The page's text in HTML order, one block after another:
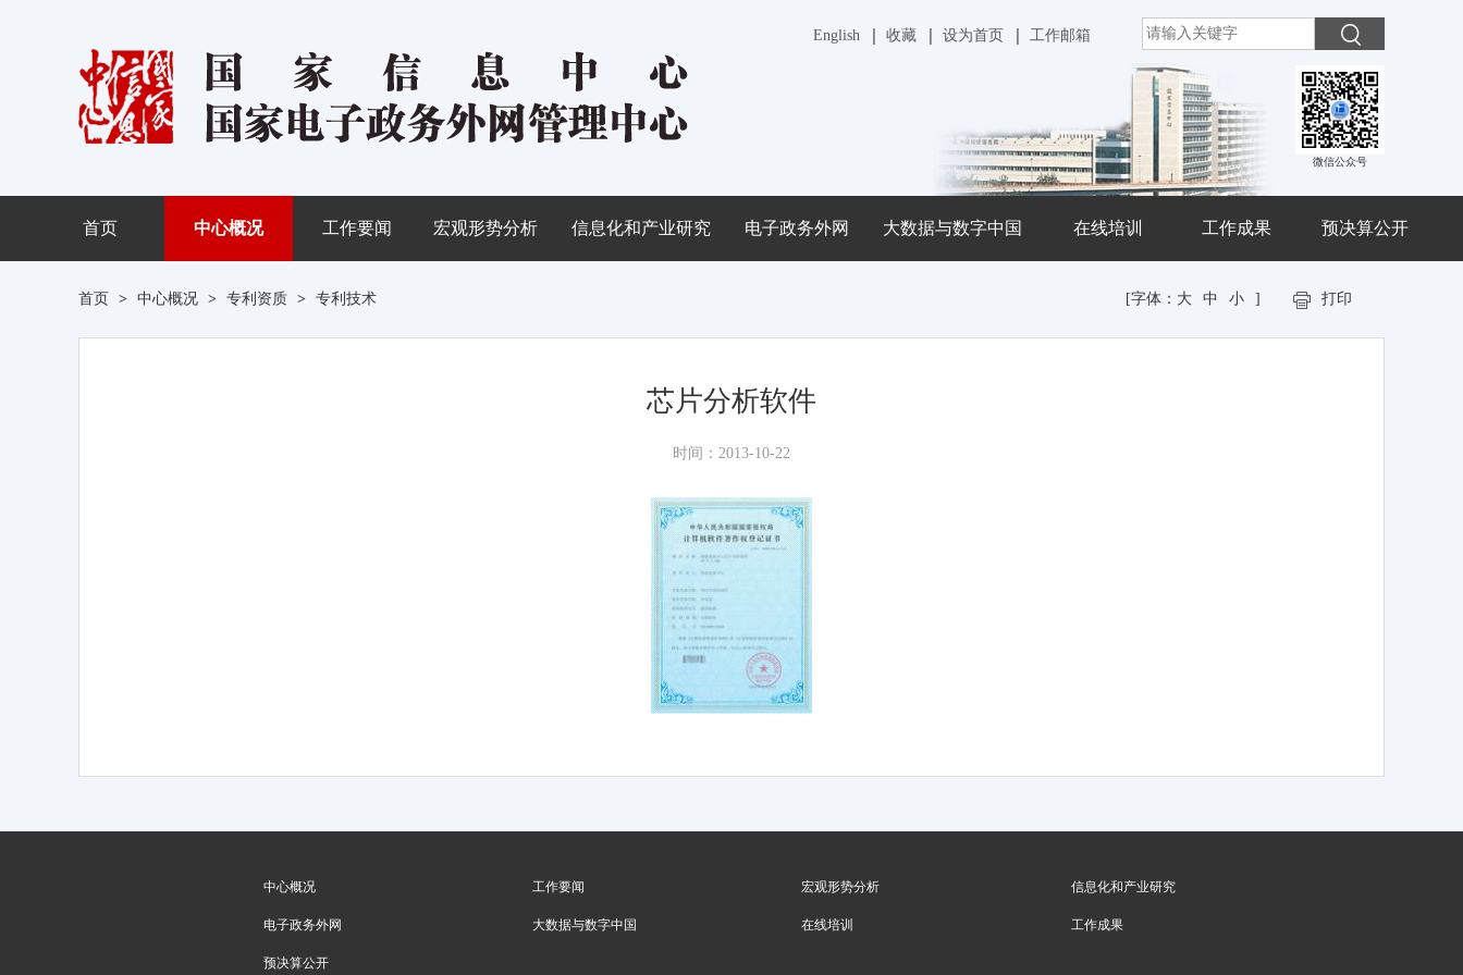
English 收藏 设为首页 工作邮箱
微信公众号
首页 中心概况 工作要闻 宏观形势分析 信息化和产业研究 电子政务外网 大数据与数字中国 在线培训 工作成果 预决算公开
首页 > 中心概况 > 专利资质 > 专利技术 [字体： 大 中 小 ] 打印
芯片分析软件
时间：2013-10-22
中心概况 工作要闻 宏观形势分析 信息化和产业研究
电子政务外网 大数据与数字中国 在线培训 工作成果
预决算公开